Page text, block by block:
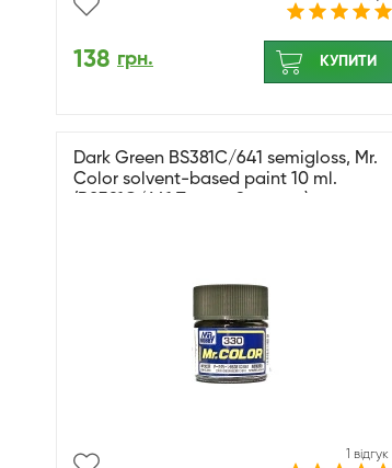
138 грн. КУПИТИ
Dark Green BS381C/641 semigloss, Mr.
Color solvent-based paint 10 ml.
1 відгук